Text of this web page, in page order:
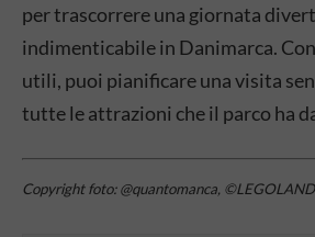
per trascorrere una giornata
indimenticabile in Danimarca.
utili, puoi pianificare una visita
tutte le attrazioni che il parco ha
Copyright foto: @quantomanca,